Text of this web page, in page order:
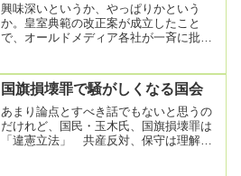
興味深いというか、やっぱりかという
か。皇室典範の改正案が成立したこと
で、オールドメディア各社が一斉に批判
国旗損壊罪で騒がしくなる国会
あまり論点とすべき話でもないと思うの
だけれど、国民・玉木氏、国旗損壊罪は
「違憲立法」 共産反対、保守は理解